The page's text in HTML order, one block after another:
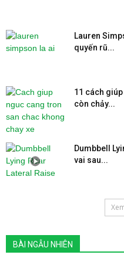
Lauren
quyến rũ...
11 cách
còn chảy...
Dumbbell
vai sau...
BÀI NGẪU NHIÊN